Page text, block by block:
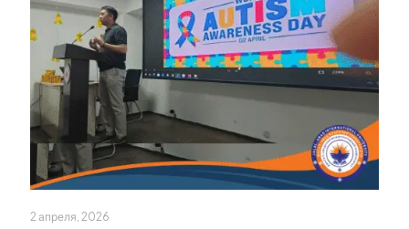
2 апреля, 2026